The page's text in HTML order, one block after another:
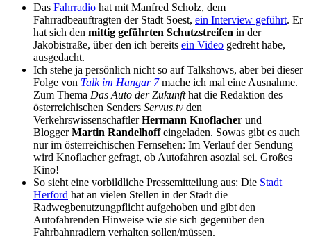
Das Fahrradio hat mit Manfred Scholz, dem
Fahrradbeauftragten der Stadt Soest, ein Interview geführt. Er
hat sich den mittig geführten Schutzstreifen in der
Jakobistraße, über den ich bereits ein Video gedreht habe,
ausgedacht.
Ich stehe ja persönlich nicht so auf Talkshows, aber bei dieser
Folge von Talk im Hangar 7mache ich mal eine Ausnahme.
Zum Thema Das Auto der Zukunfthat die Redaktion des
österreichischen Senders Servus.tv den
VerkehrswissenschaftlerHermann Knoflacher und
BloggerMartin Randelhoffeingeladen. Sowas gibt es auch
nur im österreichischen Fernsehen: Im Verlauf der Sendung
wird Knoflacher gefragt, ob Autofahren asozial sei. Großes
Kino!
So sieht eine vorbildliche Pressemitteilung aus: Die Stadt
Herford hat an vielen Stellen in der Stadt die
Radwegbenutzungpflicht aufgehoben und gibt den
Autofahrenden Hinweise wie sie sich gegenüber den
Fahrbahnradlern verhalten sollen/müssen.